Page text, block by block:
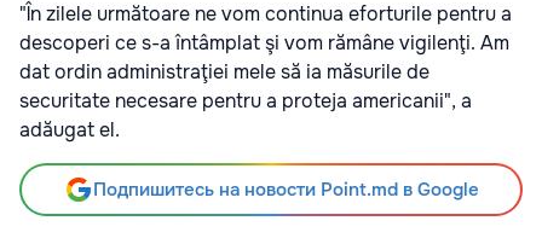
"În zilele următoare ne vom continua eforturile pentru a
descoperi ce s-a întâmplat şi vom rămâne vigilenţi. Am
dat ordin administraţiei mele să ia măsurile de
securitate necesare pentru a proteja americanii", a
adăugat el.
Подпишитесь на новости Point.md в Google